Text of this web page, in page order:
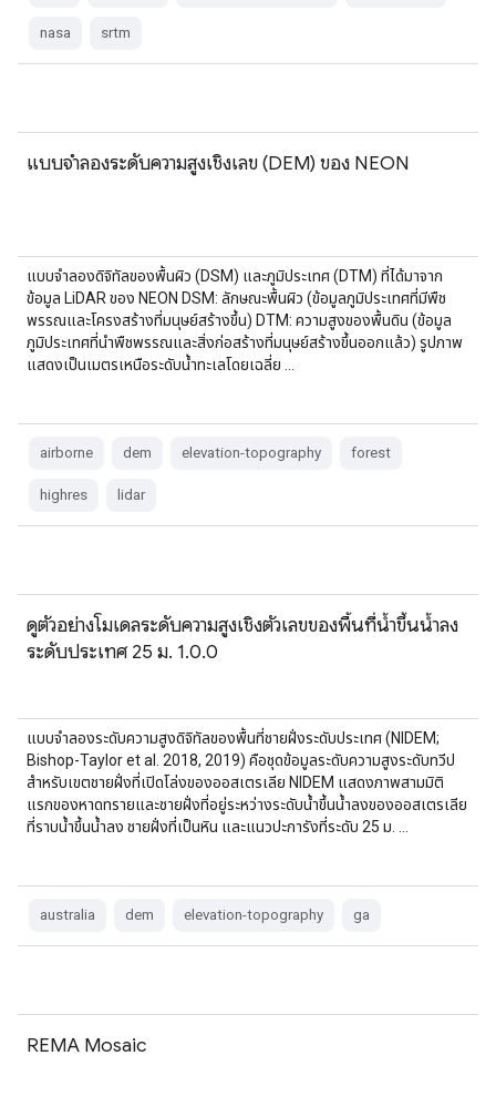
nasa srtm
แบบจำลองระดับความสูงเชิงเลข (DEM) ของ NEON
แบบจำลองดิจิทัลของพื้นผิว (DSM) และภูมิประเทศ (DTM) ที่ได้มาจาก
ข้อมูล LiDAR ของ NEON DSM: ลักษณะพื้นผิว (ข้อมูลภูมิประเทศที่มีพืช
พรรณและโครงสร้างที่มนุษย์สร้างขึ้น) DTM: ความสูงของพื้นดิน (ข้อมูล
ภูมิประเทศที่นำพืชพรรณและสิ่งก่อสร้างที่มนุษย์สร้างขึ้นออกแล้ว) รูปภาพ
แสดงเป็นเมตรเหนือระดับน้ำทะเลโดยเฉลี่ย …
airborne dem elevation-topography forest
highres lidar
ดูตัวอย่างโมเดลระดับความสูงเชิงตัวเลขของพื้นที่น้ำขึ้นน้ำลง
ระดับประเทศ 25 ม. 1.0.0
แบบจำลองระดับความสูงดิจิทัลของพื้นที่ชายฝั่งระดับประเทศ (NIDEM;
Bishop-Taylor et al. 2018, 2019) คือชุดข้อมูลระดับความสูงระดับทวีป
สำหรับเขตชายฝั่งที่เปิดโล่งของออสเตรเลีย NIDEM แสดงภาพสามมิติ
แรกของหาดทรายและชายฝั่งที่อยู่ระหว่างระดับน้ำขึ้นน้ำลงของออสเตรเลีย
ที่ราบน้ำขึ้นน้ำลง ชายฝั่งที่เป็นหิน และแนวปะการังที่ระดับ 25 ม. …
australia dem elevation-topography ga
REMA Mosaic